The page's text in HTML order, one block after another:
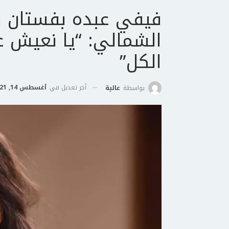
فيفي عبده
الشمالي: “يا
الكل”
بواسطة عالية أخر تعديل في أغسطس 14, 2021